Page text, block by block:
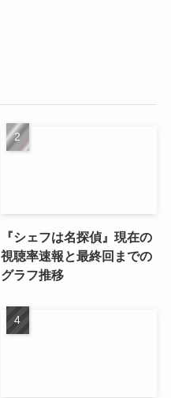
『シェフは名探偵』現在の
視聴率速報と最終回までの
グラフ推移